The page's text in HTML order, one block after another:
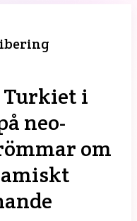
Turkiet i
neo-
om